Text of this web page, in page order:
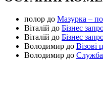
полор до Мазурка –
Віталій до Бізнес
Віталій до Бізнес
Володимир до Візові
Володимир до